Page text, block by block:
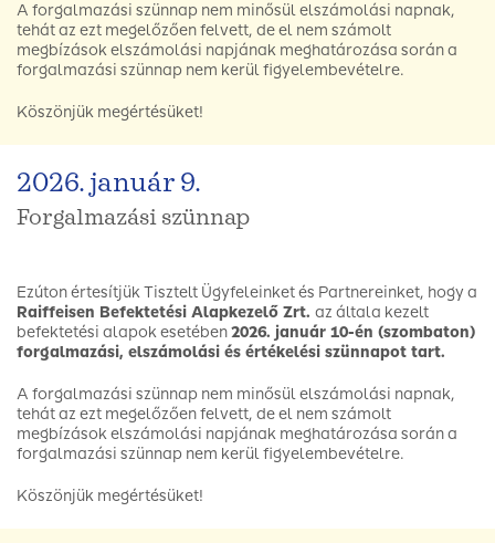
A forgalmazási szünnap nem minősül elszámolási napnak,
tehát az ezt megelőzően felvett, de el nem számolt
megbízások elszámolási napjának meghatározása során a
forgalmazási szünnap nem kerül figyelembevételre.
Köszönjük megértésüket!
2026. január 9.
Forgalmazási szünnap
Ezúton értesítjük Tisztelt Ügyfeleinket és Partnereinket, hogy a
Raiffeisen Befektetési Alapkezelő Zrt. az általa kezelt
befektetési alapok esetében2026. január 10-én (szombaton)
forgalmazási, elszámolási és értékelési szünnapot tart.
A forgalmazási szünnap nem minősül elszámolási napnak,
tehát az ezt megelőzően felvett, de el nem számolt
megbízások elszámolási napjának meghatározása során a
forgalmazási szünnap nem kerül figyelembevételre.
Köszönjük megértésüket!